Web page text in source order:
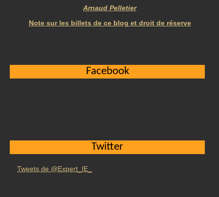
Arnaud Pelletier
Note sur les billets de ce blog et droit de réserve
Facebook
Twitter
Tweets de @Expert_IE_